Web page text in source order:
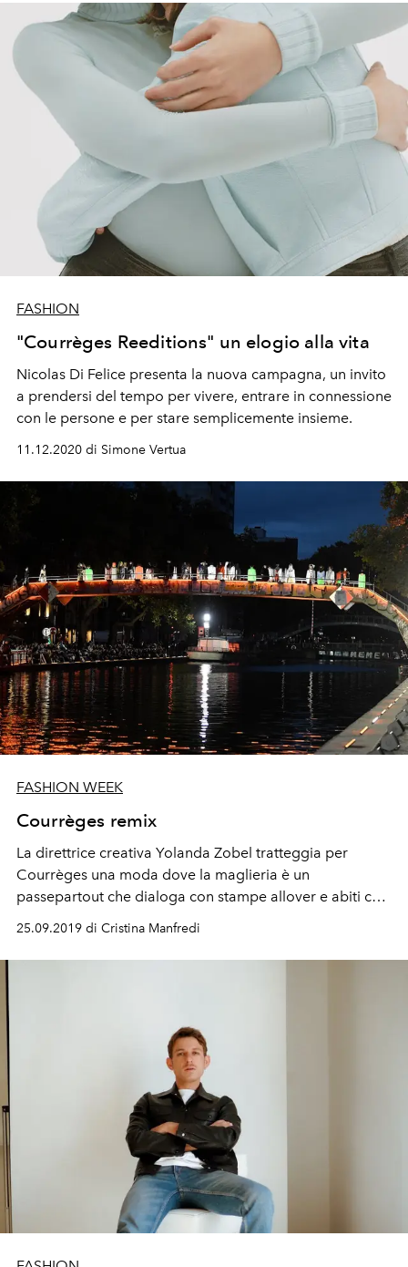
FASHION
"Courrèges Reeditions" un elogio alla vita
Nicolas Di Felice presenta la nuova campagna, un invito
a prendersi del tempo per vivere, entrare in connessione
con le persone e per stare semplicemente insieme.
11.12.2020 di Simone Vertua
FASHION WEEK
Courrèges remix
La direttrice creativa Yolanda Zobel tratteggia per
Courrèges una moda dove la maglieria è un
passepartout che dialoga con stampe allover e abiti con
cut-out a contrasto
25.09.2019 di Cristina Manfredi